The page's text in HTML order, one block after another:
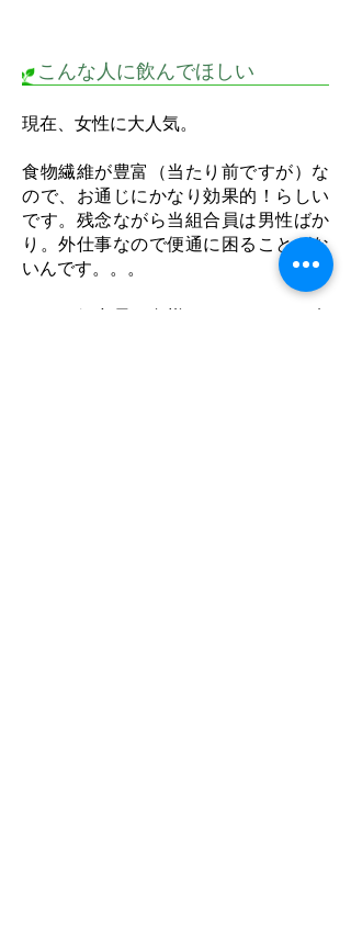
こんな人に飲んでほしい
現在、女性に大人気。
食物繊維が豊富（当たり前ですが）な
ので、お通じにかなり効果的！らしい
です。残念ながら当組合員は男性ばか
り。外仕事なので便通に困ることがな
いんです。。。